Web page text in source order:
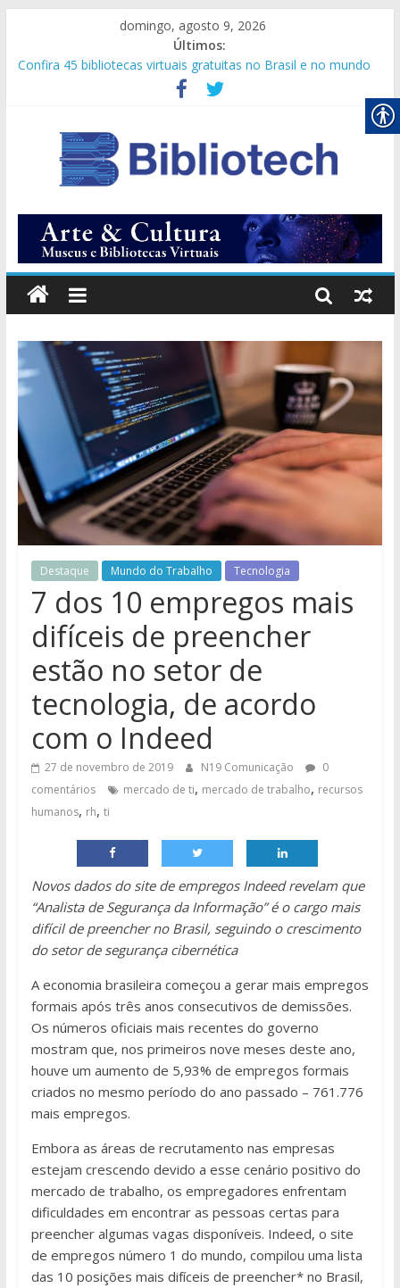
domingo, agosto 9, 2026
Últimos:
Confira 45 bibliotecas virtuais gratuitas no Brasil e no mundo
Secretário-geral da ONU pede que comunidade internacional
Vagas Empregatic
Conheça 50 sites de bibliotecas com livros online gratuitos!
Destaque Mundo do Trabalho Tecnologia
7 dos 10 empregos mais
difíceis de preencher
estão no setor de
tecnologia, de acordo
com o Indeed
27 de novembro de 2019 N19 Comunicação
0
comentários
mercado de ti, mercado de trabalho, recursos
humanos, rh, ti
Novos dados do site de empregos Indeed revelam que
“Analista de Segurança da Informação” é o cargo mais
difícil de preencher no Brasil, seguindo o crescimento
do setor de segurança cibernética
A economia brasileira começou a gerar mais empregos
formais após três anos consecutivos de demissões.
Os números oficiais mais recentes do governo
mostram que, nos primeiros nove meses deste ano,
houve um aumento de 5,93% de empregos formais
criados no mesmo período do ano passado – 761.776
mais empregos.
Embora as áreas de recrutamento nas empresas
estejam crescendo devido a esse cenário positivo do
mercado de trabalho, os empregadores enfrentam
dificuldades em encontrar as pessoas certas para
preencher algumas vagas disponíveis. Indeed, o site
de empregos número 1 do mundo, compilou uma lista
das 10 posições mais difíceis de preencher* no Brasil,